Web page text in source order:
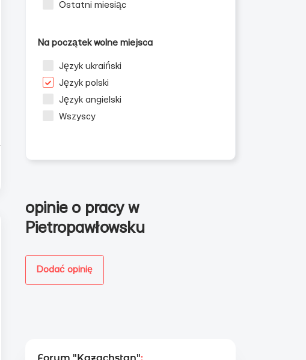
Ostatni miesiąc
Na początek wolne miejsca
Język ukraiński
Język polski
Język angielski
Wszyscy
opinie o pracy w
Pietropawłowsku
Dodać opinię